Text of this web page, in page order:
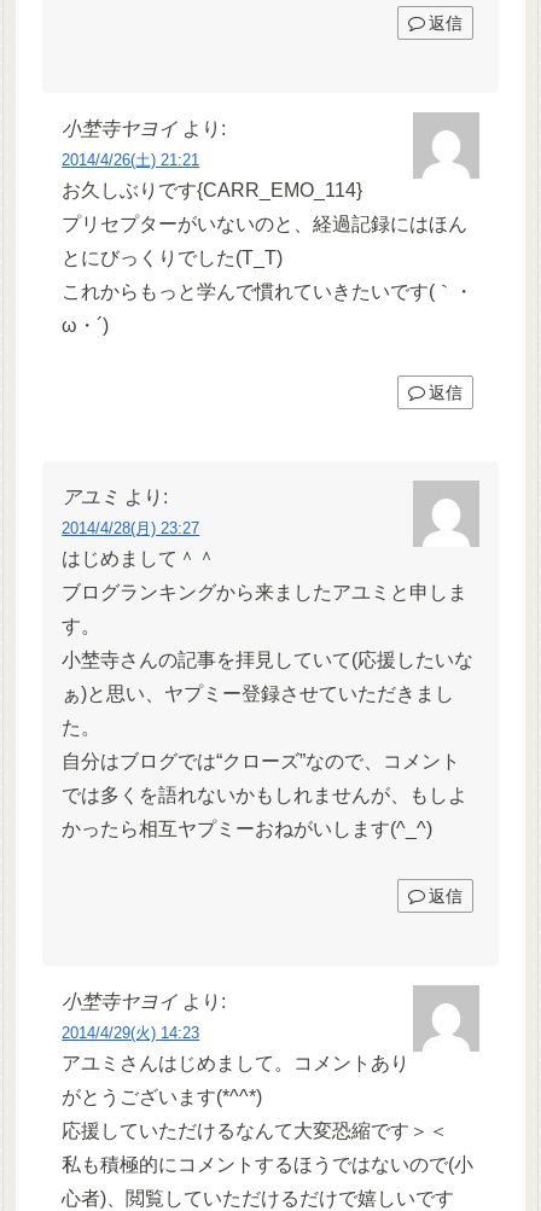
返信
小埜寺ヤヨイ より:
2014/4/26(土) 21:21
お久しぶりです{CARR_EMO_114}
プリセプターがいないのと、経過記録にはほん
とにびっくりでした(T_T)
これからもっと学んで慣れていきたいです(｀・
ω・´)
返信
アユミ より:
2014/4/28(月) 23:27
はじめまして＾＾
ブログランキングから来ましたアユミと申しま
す。
小埜寺さんの記事を拝見していて(応援したいな
ぁ)と思い、ヤプミー登録させていただきまし
た。
自分はブログでは“クローズ”なので、コメント
では多くを語れないかもしれませんが、もしよ
かったら相互ヤプミーおねがいします(^_^)
返信
小埜寺ヤヨイ より:
2014/4/29(火) 14:23
アユミさんはじめまして。コメントあり
がとうございます(*^^*)
応援していただけるなんて大変恐縮です＞＜
私も積極的にコメントするほうではないので(小
心者)、閲覧していただけるだけで嬉しいです